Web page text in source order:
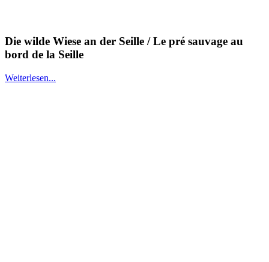
Die wilde Wiese an der Seille / Le pré sauvage au
bord de la Seille
Weiterlesen...